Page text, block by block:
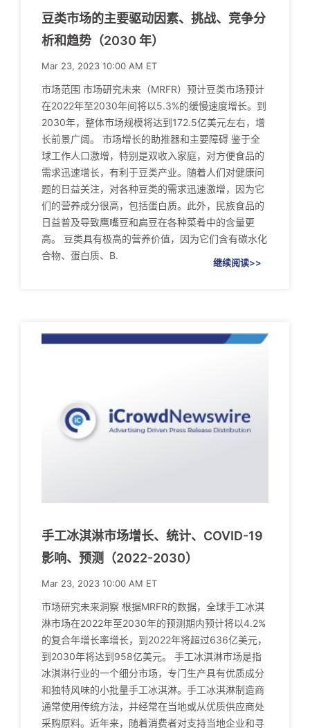
豆类市场的主要驱动因素、挑战、竞争分
析和趋势（2030 年）
Mar 23, 2023 10:00 AM ET
市场范围 市场研究未来（MRFR）预计豆类市场预计
在2022年至2030年间将以5.3%的缓慢速度增长。到
2030年，整体市场规模将达到172.5亿美元左右，增
长前景广阔。 市场增长的助推器和主要障碍 鉴于全
球工作人口激增，特别是双收入家庭，对方便食品的
需求迅速增长，有利于豆类产业。随着人们对健康问
题的日益关注，对各种豆类的需求迅速激增，因为它
们的营养成分很高，包括蛋白质。此外，民族食品的
日益普及导致鹰嘴豆和扁豆在各种菜肴中的含量更
高。 豆类具有极高的营养价值，因为它们含有碳水化
合物、蛋白质、B.
继续阅读>>
手工冰淇淋市场增长、统计、COVID-19
影响、预测（2022-2030）
Mar 23, 2023 10:00 AM ET
市场研究未来洞察 根据MRFR的数据，全球手工冰淇
淋市场在2022年至2030年的预测期内预计将以4.2%
的复合年增长率增长，到2022年将超过636亿美元，
到2030年将达到958亿美元。 手工冰淇淋市场是指
冰淇淋行业的一个细分市场，专门生产具有优质成分
和独特风味的小批量手工冰淇淋。手工冰淇淋制造商
通常使用传统方法，并经常在当地或从优质供应商处
采购原料。近年来，随着消费者对支持当地企业和寻